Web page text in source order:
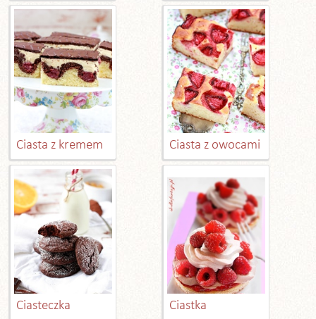
Ciasta z kremem Ciasta z owocami
Ciasteczka Ciastka